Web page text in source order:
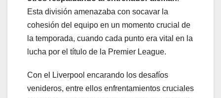
Esta división amenazaba con socavar la
cohesión del equipo en un momento crucial de
la temporada, cuando cada punto era vital en la
lucha por el título de la Premier League.
Con el Liverpool encarando los desafíos
venideros, entre ellos enfrentamientos cruciales